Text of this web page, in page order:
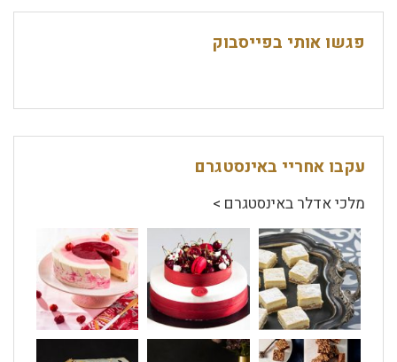
פגשו אותי בפייסבוק
עקבו אחריי באינסטגרם
מלכי אדלר באינסטגרם >